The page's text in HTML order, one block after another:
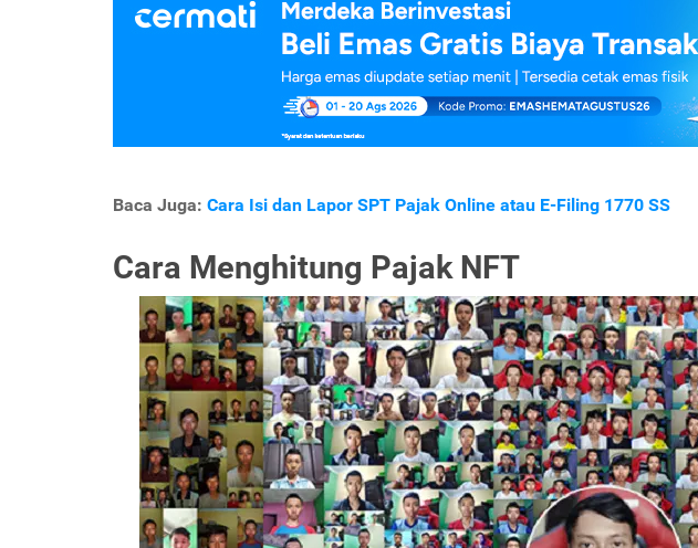
Baca Juga: Cara Isi dan Lapor SPT Pajak Online atau E-Filing 1770 SS
Cara Menghitung Pajak NFT